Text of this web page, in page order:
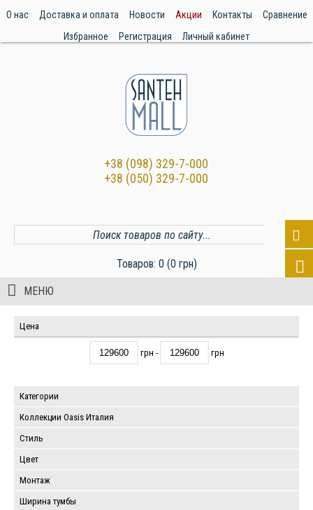
О нас Доставка и оплата Новости Акции Контакты
Сравнение
Избранное
Регистрация Личный кабинет
+38 (098) 329-7-000
+38 (050) 329-7-000
Товаров: 0 (0 грн)
МЕНЮ
Цена
грн - грн
Категории
Коллекции Oasis Италия
Стиль
Цвет
Монтаж
Ширина тумбы